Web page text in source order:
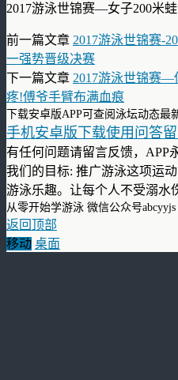
2017游泳世锦赛—女子200米
前一篇文章 2017游泳世锦赛-
一强势晋级决赛
下一篇文章 2017游泳世锦赛—
疼!傅爷手臂布满血痕
下载安卓版APP可查阅泳坛动态最
手机安卓版下载使用问答
有任何问题请留言反馈，APP
我们的目标: 推广游泳这项运
游泳乐趣。让每个人不受溺水
从零开始学游泳 微信公众号abcyyjs
返回顶部
移动 桌面